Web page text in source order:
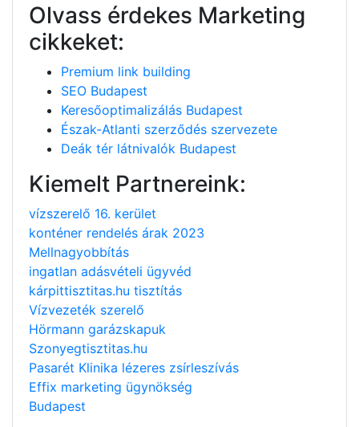
Olvass érdekes Marketing
cikkeket:
Premium link building
SEO Budapest
Keresőoptimalizálás Budapest
Észak-Atlanti szerződés szervezete
Deák tér látnivalók Budapest
Kiemelt Partnereink:
vízszerelő 16. kerület
konténer rendelés árak 2023
Mellnagyobbítás
ingatlan adásvételi ügyvéd
kárpittisztitas.hu tisztítás
Vízvezeték szerelő
Hörmann garázskapuk
Szonyegtisztitas.hu
Pasarét Klinika lézeres zsírleszívás
Effix marketing ügynökség
Budapest